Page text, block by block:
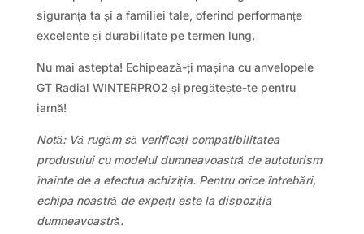
siguranța ta și a familiei tale, oferind performanțe
excelente și durabilitate pe termen lung.
Nu mai astepta! Echipează-ți mașina cu anvelopele
GT Radial WINTERPRO2 și pregătește-te pentru
iarnă!
Notă: Vă rugăm să verificați compatibilitatea
produsului cu modelul dumneavoastră de autoturism
înainte de a efectua achiziția. Pentru orice întrebări,
echipa noastră de experți este la dispoziția
dumneavoastră.